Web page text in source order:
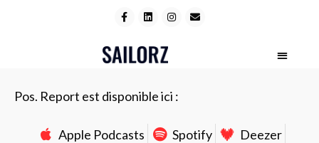
Pos. Report est disponible ici :
Apple Podcasts Spotify
Deezer